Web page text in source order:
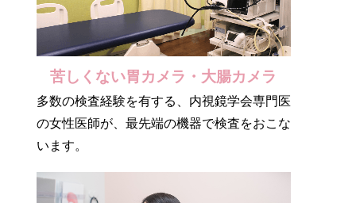
苦しくない胃カメラ・大腸カメラ
多数の検査経験を有する、内視鏡学会専門医
の女性医師が、最先端の機器で検査をおこな
います。